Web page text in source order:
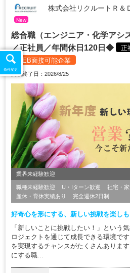
株式会社リクルートＲ＆
New
総合職（エンジニア・化学アシ
／正社員／年間休日120日◆
正
WEB面接可能企業
掲載終了日：2026/8/25
業界未経験歓迎
職種未経験歓迎 U・Iターン歓迎
社宅・家
産休・育休実績あり
完全週休2日制
好奇心を形にする、新しい挑戦を楽しも
「新しいことに挑戦したい！」という
ロジェクトを通じて成長できる環境で
を実現するチャンスがたくさんありま
にする職...
条件変更